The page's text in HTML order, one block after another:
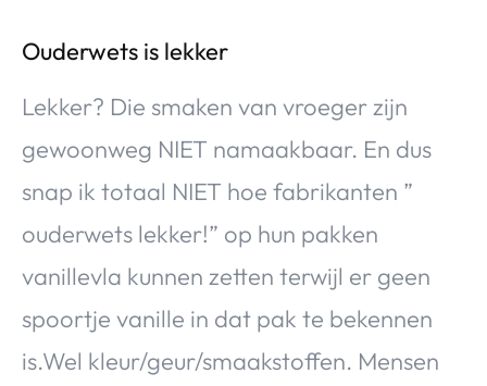
Ouderwets is lekker
Lekker? Die smaken van vroeger zijn
gewoonweg NIET namaakbaar. En dus
snap ik totaal NIET hoe fabrikanten ”
ouderwets lekker!” op hun pakken
vanillevla kunnen zetten terwijl er geen
spoortje vanille in dat pak te bekennen
is.Wel kleur/geur/smaakstoffen. Mensen